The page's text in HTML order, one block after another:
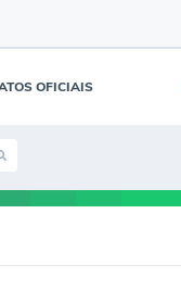
OFICIAIS